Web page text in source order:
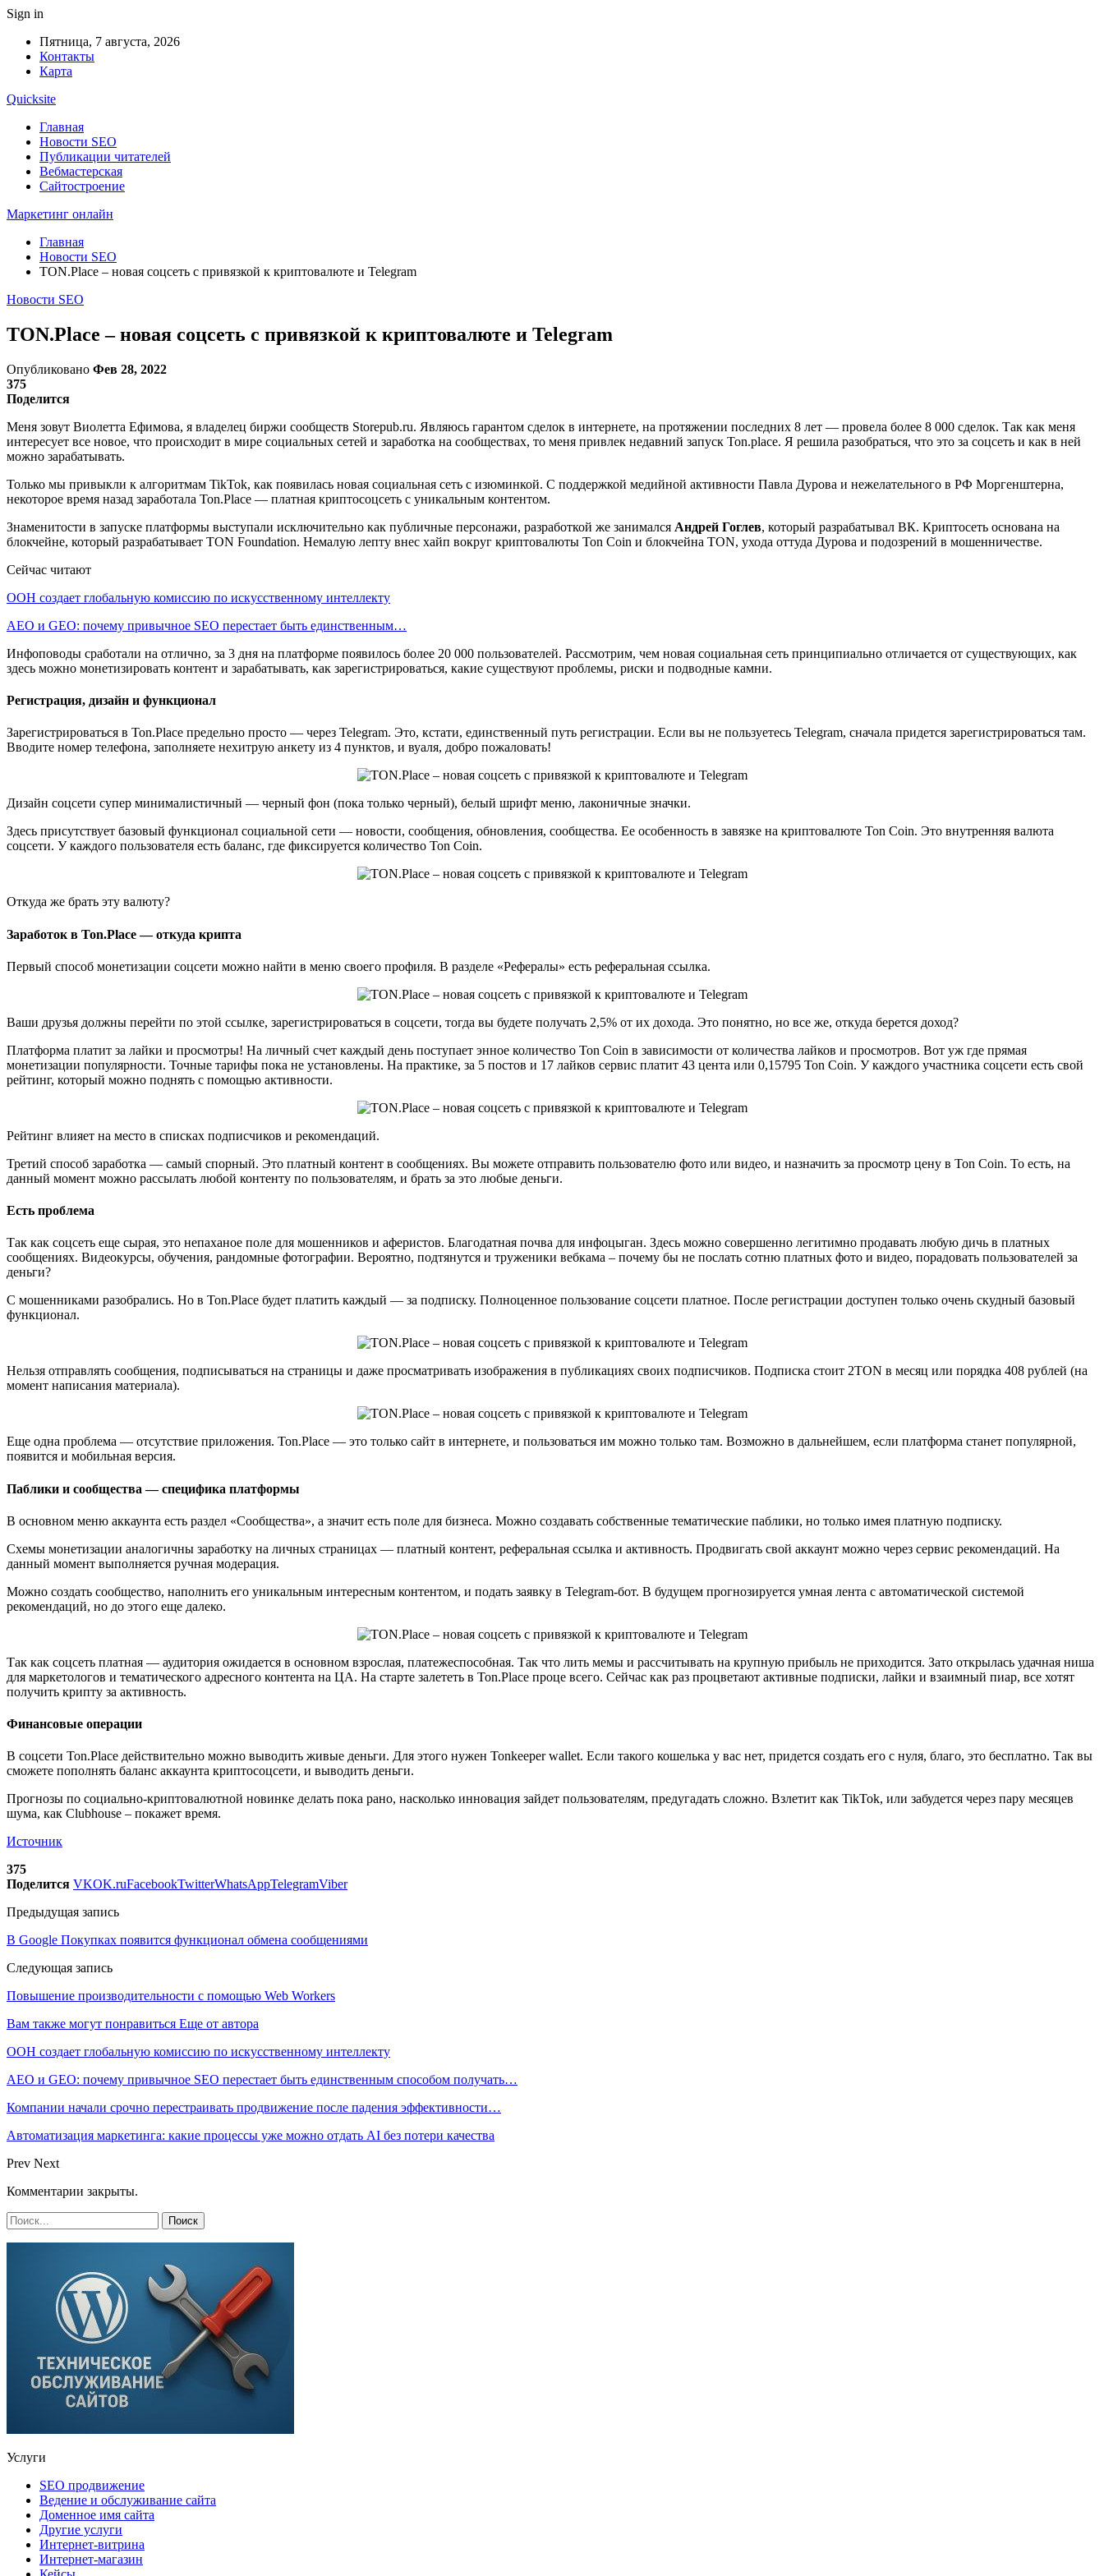
Sign in
Пятница, 7 августа, 2026
Контакты
Карта
Quicksite
Главная
Новости SEO
Публикации читателей
Вебмастерская
Сайтостроение
Маркетинг онлайн
Главная
Новости SEO
TON.Place – новая соцсеть с привязкой к криптовалюте и Telegram
Новости SEO
TON.Place – новая соцсеть с привязкой к криптовалюте и Telegram
Опубликовано Фев 28, 2022
375
Поделится
Меня зовут Виолетта Ефимова, я владелец биржи сообществ Storepub.ru. Являюсь гарантом сделок в интернете, на протяжении последних 8 лет — провела более 8 000 сделок. Так как меня
интересует все новое, что происходит в мире социальных сетей и заработка на сообществах, то меня привлек недавний запуск Ton.place. Я решила разобраться, что это за соцсеть и как в ней
можно зарабатывать.
Только мы привыкли к алгоритмам TikTok, как появилась новая социальная сеть с изюминкой. С поддержкой медийной активности Павла Дурова и нежелательного в РФ Моргенштерна,
некоторое время назад заработала Ton.Place — платная криптосоцсеть с уникальным контентом.
Знаменитости в запуске платформы выступали исключительно как публичные персонажи, разработкой же занимался Андрей Гоглев, который разрабатывал ВК. Криптосеть основана на
блокчейне, который разрабатывает TON Foundation. Немалую лепту внес хайп вокруг криптовалюты Ton Coin и блокчейна TON, ухода оттуда Дурова и подозрений в мошенничестве.
Сейчас читают
ООН создает глобальную комиссию по искусственному интеллекту
AEO и GEO: почему привычное SEO перестает быть единственным…
Инфоповоды сработали на отлично, за 3 дня на платформе появилось более 20 000 пользователей. Рассмотрим, чем новая социальная сеть принципиально отличается от существующих, как
здесь можно монетизировать контент и зарабатывать, как зарегистрироваться, какие существуют проблемы, риски и подводные камни.
Регистрация, дизайн и функционал
Зарегистрироваться в Ton.Place предельно просто — через Telegram. Это, кстати, единственный путь регистрации. Если вы не пользуетесь Telegram, сначала придется зарегистрироваться там.
Вводите номер телефона, заполняете нехитрую анкету из 4 пунктов, и вуаля, добро пожаловать!
Дизайн соцсети супер минималистичный — черный фон (пока только черный), белый шрифт меню, лаконичные значки.
Здесь присутствует базовый функционал социальной сети — новости, сообщения, обновления, сообщества. Ее особенность в завязке на криптовалюте Ton Coin. Это внутренняя валюта
соцсети. У каждого пользователя есть баланс, где фиксируется количество Ton Coin.
Откуда же брать эту валюту?
Заработок в Ton.Place — откуда крипта
Первый способ монетизации соцсети можно найти в меню своего профиля. В разделе «Рефералы» есть реферальная ссылка.
Ваши друзья должны перейти по этой ссылке, зарегистрироваться в соцсети, тогда вы будете получать 2,5% от их дохода. Это понятно, но все же, откуда берется доход?
Платформа платит за лайки и просмотры! На личный счет каждый день поступает энное количество Ton Coin в зависимости от количества лайков и просмотров. Вот уж где прямая
монетизации популярности. Точные тарифы пока не установлены. На практике, за 5 постов и 17 лайков сервис платит 43 цента или 0,15795 Ton Coin. У каждого участника соцсети есть свой
рейтинг, который можно поднять с помощью активности.
Рейтинг влияет на место в списках подписчиков и рекомендаций.
Третий способ заработка — самый спорный. Это платный контент в сообщениях. Вы можете отправить пользователю фото или видео, и назначить за просмотр цену в Ton Coin. То есть, на
данный момент можно рассылать любой контенту по пользователям, и брать за это любые деньги.
Есть проблема
Так как соцсеть еще сырая, это непаханое поле для мошенников и аферистов. Благодатная почва для инфоцыган. Здесь можно совершенно легитимно продавать любую дичь в платных
сообщениях. Видеокурсы, обучения, рандомные фотографии. Вероятно, подтянутся и труженики вебкама – почему бы не послать сотню платных фото и видео, порадовать пользователей за
деньги?
С мошенниками разобрались. Но в Ton.Place будет платить каждый — за подписку. Полноценное пользование соцсети платное. После регистрации доступен только очень скудный базовый
функционал.
Нельзя отправлять сообщения, подписываться на страницы и даже просматривать изображения в публикациях своих подписчиков. Подписка стоит 2TON в месяц или порядка 408 рублей (на
момент написания материала).
Еще одна проблема — отсутствие приложения. Ton.Place — это только сайт в интернете, и пользоваться им можно только там. Возможно в дальнейшем, если платформа станет популярной,
появится и мобильная версия.
Паблики и сообщества — специфика платформы
В основном меню аккаунта есть раздел «Сообщества», а значит есть поле для бизнеса. Можно создавать собственные тематические паблики, но только имея платную подписку.
Схемы монетизации аналогичны заработку на личных страницах — платный контент, реферальная ссылка и активность. Продвигать свой аккаунт можно через сервис рекомендаций. На
данный момент выполняется ручная модерация.
Можно создать сообщество, наполнить его уникальным интересным контентом, и подать заявку в Telegram-бот. В будущем прогнозируется умная лента с автоматической системой
рекомендаций, но до этого еще далеко.
Так как соцсеть платная — аудитория ожидается в основном взрослая, платежеспособная. Так что лить мемы и рассчитывать на крупную прибыль не приходится. Зато открылась удачная ниша
для маркетологов и тематического адресного контента на ЦА. На старте залететь в Ton.Place проце всего. Сейчас как раз процветают активные подписки, лайки и взаимный пиар, все хотят
получить крипту за активность.
Финансовые операции
В соцсети Ton.Place действительно можно выводить живые деньги. Для этого нужен Tonkeeper wallet. Если такого кошелька у вас нет, придется создать его с нуля, благо, это бесплатно. Так вы
сможете пополнять баланс аккаунта криптосоцсети, и выводить деньги.
Прогнозы по социально-криптовалютной новинке делать пока рано, насколько инновация зайдет пользователям, предугадать сложно. Взлетит как TikTok, или забудется через пару месяцев
шума, как Clubhouse – покажет время.
Источник
375
Поделится VKOK.ruFacebookTwitterWhatsAppTelegramViber
Предыдущая запись
В Google Покупках появится функционал обмена сообщениями
Следующая запись
Повышение производительности с помощью Web Workers
Вам также могут понравиться Еще от автора
ООН создает глобальную комиссию по искусственному интеллекту
AEO и GEO: почему привычное SEO перестает быть единственным способом получать…
Компании начали срочно перестраивать продвижение после падения эффективности…
Автоматизация маркетинга: какие процессы уже можно отдать AI без потери качества
Prev Next
Комментарии закрыты.
Услуги
SEO продвижение
Ведение и обслуживание сайта
Доменное имя сайта
Другие услуги
Интернет-витрина
Интернет-магазин